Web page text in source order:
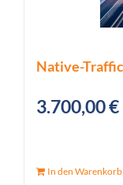
Native-
3.700,00€
In den Warenkorb